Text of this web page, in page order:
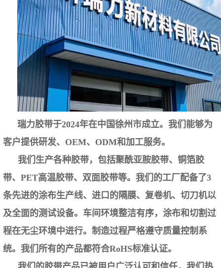
瑞力胶带于2024年在中国徐州市成立。我们能够为
客户提供研发、OEM、ODM和加工服务。
我们生产各种胶带，包括聚酰亚胺胶带、铜箔胶
带、PET高温胶带、双面胶带等。我们的工厂配备了3
条先进的涂布生产线、进口的隔膜、复卷机、切刀机以
及全面的测试设备。车间环境整洁有序，涂布和切割过
程在无尘环境中进行。制造过程严格遵守质量控制系
统。我们所有的产品都符合RoHS标准认证。
国产替代进口胶